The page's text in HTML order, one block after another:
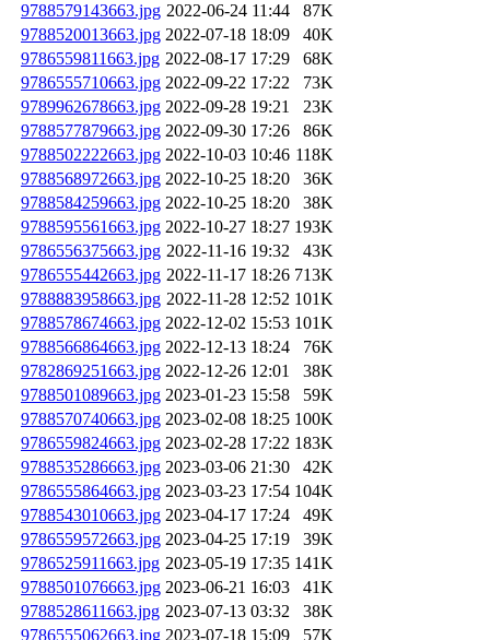
9788579143663.jpg 2022-06-24 11:44
87K
9788520013663.jpg 2022-07-18 18:09
40K
9786559811663.jpg 2022-08-17 17:29
68K
9786555710663.jpg 2022-09-22 17:22
73K
9789962678663.jpg 2022-09-28 19:21
23K
9788577879663.jpg 2022-09-30 17:26
86K
9788502222663.jpg 2022-10-03 10:46 118K
9788568972663.jpg 2022-10-25 18:20
36K
9788584259663.jpg 2022-10-25 18:20
38K
9788595561663.jpg 2022-10-27 18:27 193K
9786556375663.jpg 2022-11-16 19:32
43K
9786555442663.jpg 2022-11-17 18:26 713K
9788883958663.jpg 2022-11-28 12:52 101K
9788578674663.jpg 2022-12-02 15:53 101K
9788566864663.jpg 2022-12-13 18:24
76K
9782869251663.jpg 2022-12-26 12:01
38K
9788501089663.jpg 2023-01-23 15:58
59K
9788570740663.jpg 2023-02-08 18:25 100K
9786559824663.jpg 2023-02-28 17:22 183K
9788535286663.jpg 2023-03-06 21:30
42K
9786555864663.jpg 2023-03-23 17:54 104K
9788543010663.jpg 2023-04-17 17:24
49K
9786559572663.jpg 2023-04-25 17:19
39K
9786525911663.jpg 2023-05-19 17:35 141K
9788501076663.jpg 2023-06-21 16:03
41K
9788528611663.jpg 2023-07-13 03:32
38K
9786555062663.jpg 2023-07-18 15:09 57K